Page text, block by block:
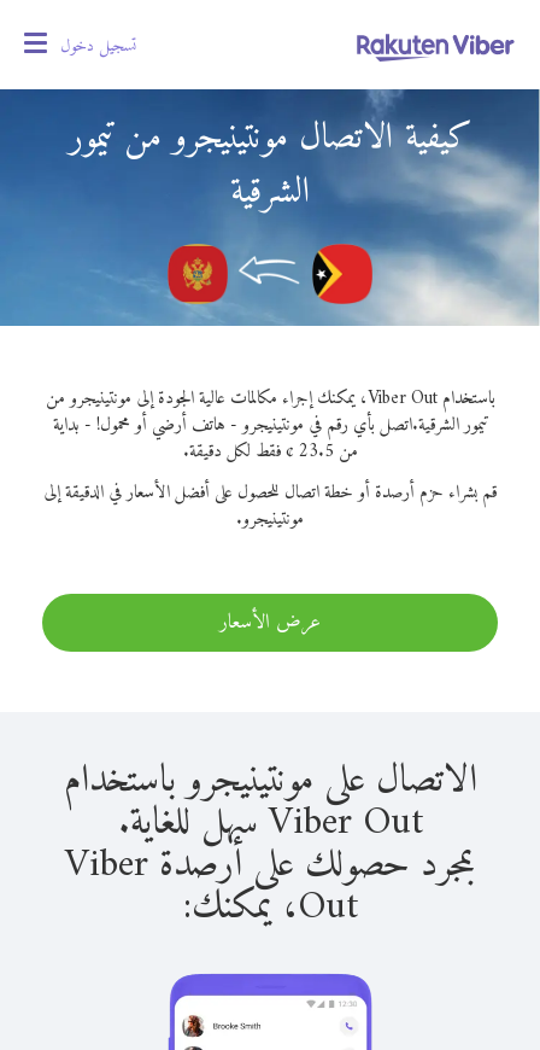
تسجيل دخول
كيفية الاتصال مونتينيجرو من تيمور
الشرقية
باستخدام Viber Out، يمكنك إجراء مكالمات عالية الجودة إلى مونتينيجرو من
تيمور الشرقية.اتصل بأي رقم في مونتينيجرو - هاتف أرضي أو محمول! - بداية
من 23.5 ¢ فقط لكل دقيقة.
قم بشراء حزم أرصدة أو خطة اتصال للحصول على أفضل الأسعار في الدقيقة إلى
مونتينيجرو.
عرض الأسعار
الاتصال على مونتينيجرو باستخدام
Viber Out سهل للغاية.
بمجرد حصولك على أرصدة Viber
Out، يمكنك: